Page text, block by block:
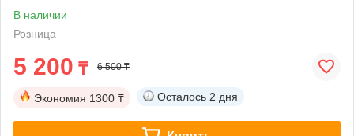
В наличии
Розница
5 200 ₸ 6 500 ₸
Экономия 1300 ₸ Осталось 2 дня